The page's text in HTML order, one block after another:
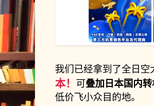
我们已经拿到了全日空
本！ 可叠加日本国内
低价飞小众目的地。